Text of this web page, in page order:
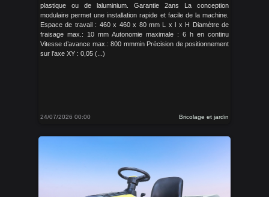
plastique ou de laluminium. Garantie 2ans La conception
modulaire permet une installation rapide et facile de la machine.
Espace de travail : 460 x 460 x 80 mm L x l x H Diamètre de
fraisage max.: 10 mm Autonomie maximale : 6 h en continu
Vitesse d’avance max.: 800 mmmin Précision de positionnement
sur l’axe XY : 0,05 (...)
24/07/2026 00:00 Bricolage et jardin